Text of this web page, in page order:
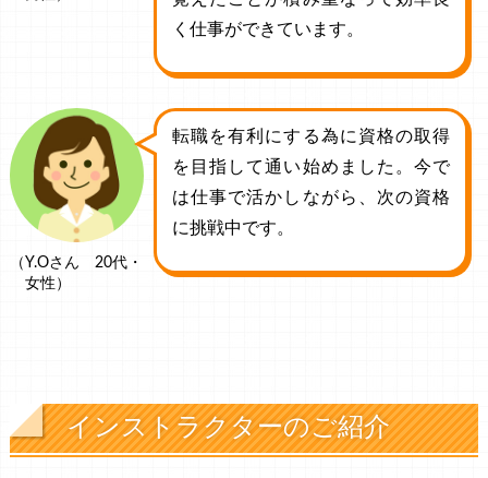
く仕事ができています。
（Y.Oさん 20代・
女性）
転職を有利にする為に資格の取得
を目指して通い始めました。今で
は仕事で活かしながら、次の資格
に挑戦中です。
インストラクターのご紹介